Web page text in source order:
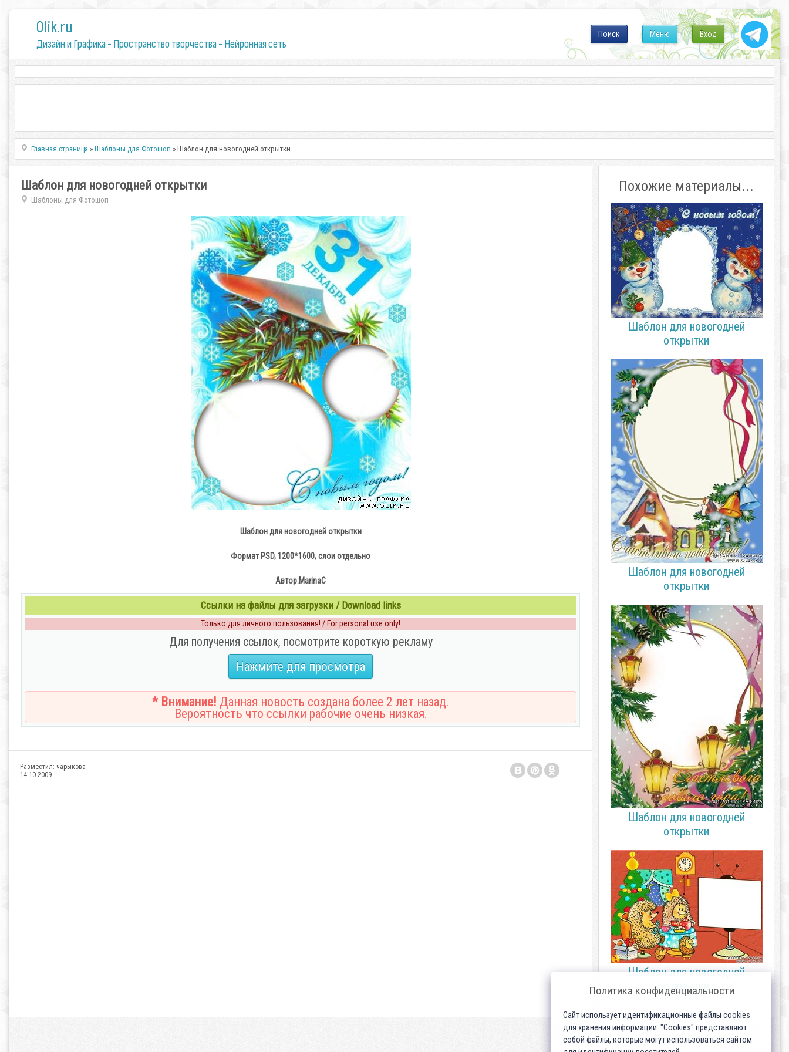
0lik.ru
Дизайн и Графика - Пространство творчества - Нейронная сеть
Вход
Меню
Поиск
Главная страница »Шаблоны для Фотошоп » Шаблон для новогодней открытки
Шаблон для новогодней открытки
Шаблоны для Фотошоп
Шаблон для новогодней открытки
Формат PSD, 1200*1600, слои отдельно
Автор:MarinaC
Ссылки на файлы для загрузки / Download links
Только для личного пользования! / For personal use only!
Для получения ссылок, посмотрите короткую рекламу
Нажмите для просмотра
* Внимание! Данная новость создана более 2 лет назад.
Вероятность что ссылки рабочие очень низкая.
Разместил: чарыкова
14.10.2009
Похожие материалы...
Шаблон для новогодней
открытки
Шаблон для новогодней
открытки
Шаблон для новогодней
открытки
Шаблон для новогодней
открытки
Политика конфиденциальности
Сайт использует идентификационные файлы cookies
для хранения информации. "Cookies" представляют
собой файлы, которые могут использоваться сайтом